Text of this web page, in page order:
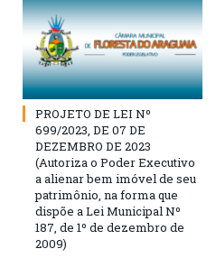
PROJETO DE LEI Nº
699/2023, DE 07 DE
DEZEMBRO DE 2023
(Autoriza o Poder Executivo
a alienar bem imóvel de seu
patrimônio, na forma que
dispõe a Lei Municipal Nº
187, de 1º de dezembro de
2009)